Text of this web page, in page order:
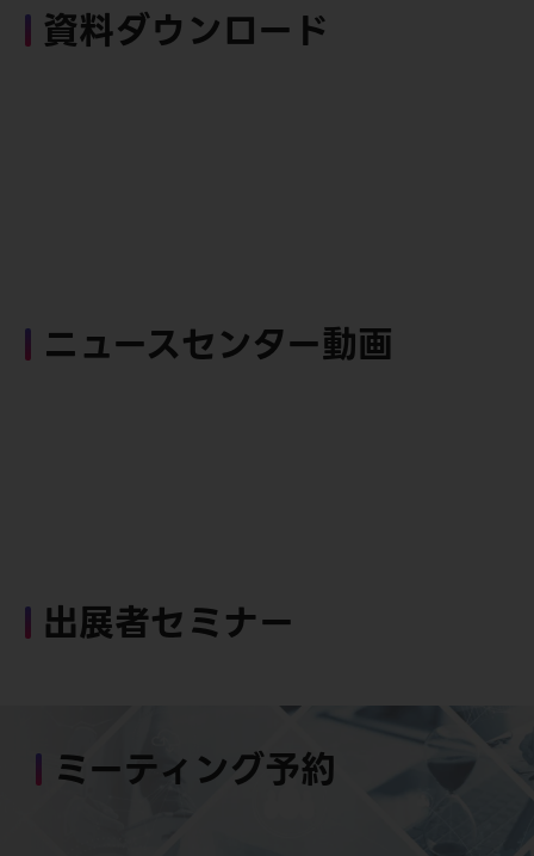
資料ダウンロード
ニュースセンター動画
出展者セミナー
ミーティング予約